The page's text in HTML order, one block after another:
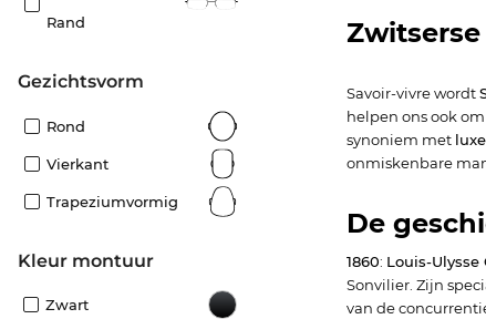
Rand
Gezichtsvorm
Rond
Vierkant
Trapeziumvormig
Kleur montuur
Zwart
Savoir-vivre wordt
helpen ons ook
synoniem met
onmiskenbare
De
1860: Louis-Ulysse
Sonvilier. Zijn
van de